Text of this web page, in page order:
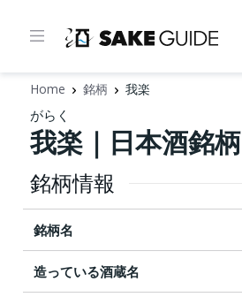
Home 銘柄 我楽
がらく
我楽｜日本酒銘柄
銘柄情報
銘柄名
造っている酒蔵名